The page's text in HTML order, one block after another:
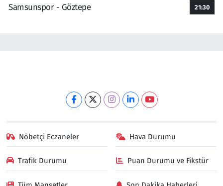
Samsunspor - Göztepe
21:30
Nöbetçi Eczaneler Hava Durumu
Trafik Durumu Puan Durumu ve Fikstür